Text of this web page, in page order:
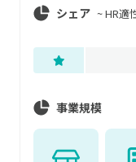
シェア ~HR適
事業規模